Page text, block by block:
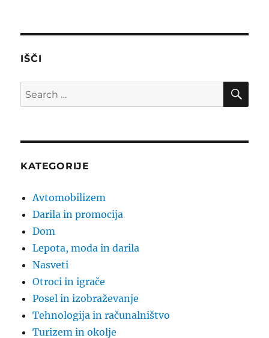
IŠČI
Search
for:
KATEGORIJE
Avtomobilizem
Darila in promocija
Dom
Lepota, moda in darila
Nasveti
Otroci in igrače
Posel in izobraževanje
Tehnologija in računalništvo
Turizem in okolje